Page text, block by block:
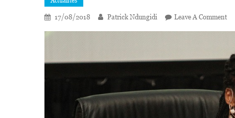
17/08/2018 Patrick Ndungidi Leave A CommentOn
De
De